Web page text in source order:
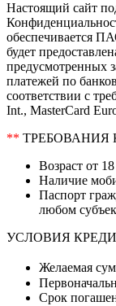
Настоящий сайт
обеспечивается
будет
предусмотренных
платежей по
соответствии с
Int., MasterCard
** ТРЕБОВАНИЯ
Возраст от 18
Наличие
Паспорт
любом
УСЛОВИЯ
Желаемая
Срок